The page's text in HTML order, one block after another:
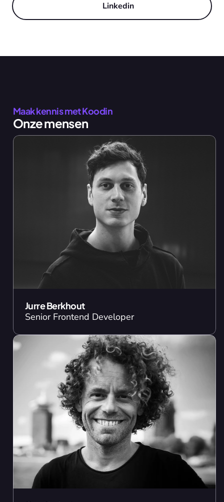
Linkedin
Maak kennis met Koodin
Onze mensen
Jurre Berkhout
Senior Frontend Developer